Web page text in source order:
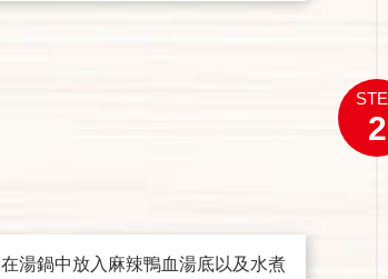
2
在湯鍋中放入麻辣鴨血湯底以及水煮